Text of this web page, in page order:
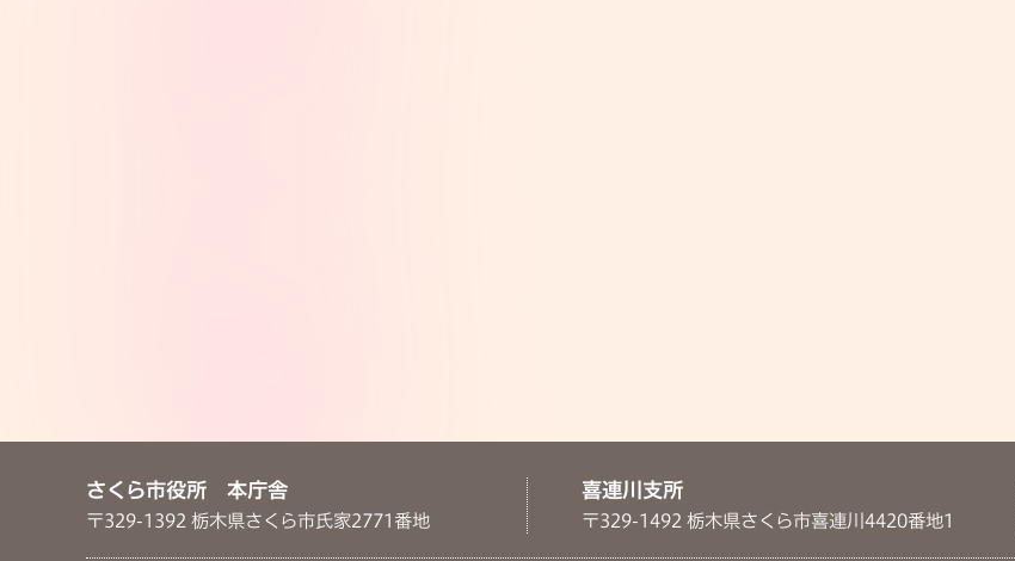
さくら市役所 本庁舎
〒329-1392 栃木県さくら市氏家2771番地
喜連川支所
〒329-1492 栃木県さくら市喜連川4420番地1